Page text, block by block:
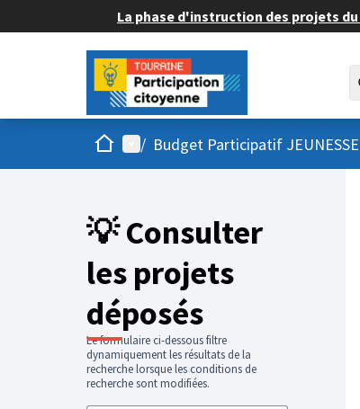
La phase d'instruction des projets
AccueilMenu principal
/ Budget Participatif
💡 Consulter
les projets
déposés
Le formulaire ci-dessous filtre
dynamiquement les résultats de la
recherche lorsque les conditions de
recherche sont modifiées.